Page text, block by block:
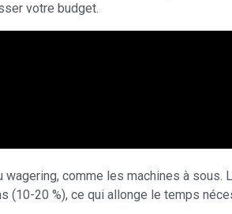
votre budget.
comme les machines à sous.
(10-20 %), ce qui allonge le temps